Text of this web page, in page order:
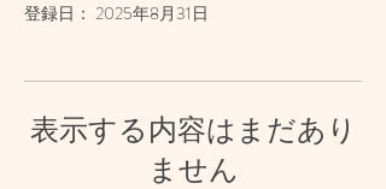
登録日： 2025年8月31日
表示する内容はまだあり
ません